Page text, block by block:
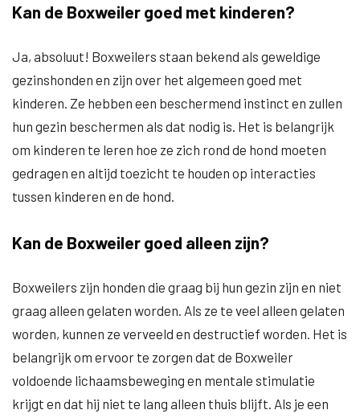
Kan de Boxweiler goed met kinderen?
Ja, absoluut! Boxweilers staan bekend als geweldige
gezinshonden en zijn over het algemeen goed met
kinderen. Ze hebben een beschermend instinct en zullen
hun gezin beschermen als dat nodig is. Het is belangrijk
om kinderen te leren hoe ze zich rond de hond moeten
gedragen en altijd toezicht te houden op interacties
tussen kinderen en de hond.
Kan de Boxweiler goed alleen zijn?
Boxweilers zijn honden die graag bij hun gezin zijn en niet
graag alleen gelaten worden. Als ze te veel alleen gelaten
worden, kunnen ze verveeld en destructief worden. Het is
belangrijk om ervoor te zorgen dat de Boxweiler
voldoende lichaamsbeweging en mentale stimulatie
krijgt en dat hij niet te lang alleen thuis blijft. Als je een